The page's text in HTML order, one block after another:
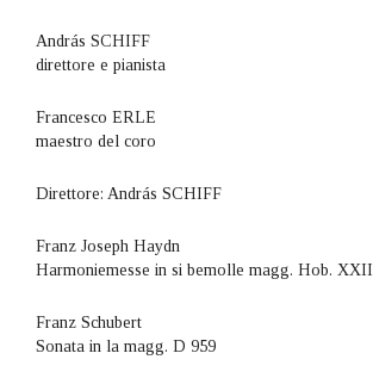
András SCHIFF
direttore e pianista
Francesco ERLE
maestro del coro
Direttore: András SCHIFF
Franz Joseph Haydn
Harmoniemesse in si bemolle magg. Hob.
Franz Schubert
Sonata in la magg. D 959